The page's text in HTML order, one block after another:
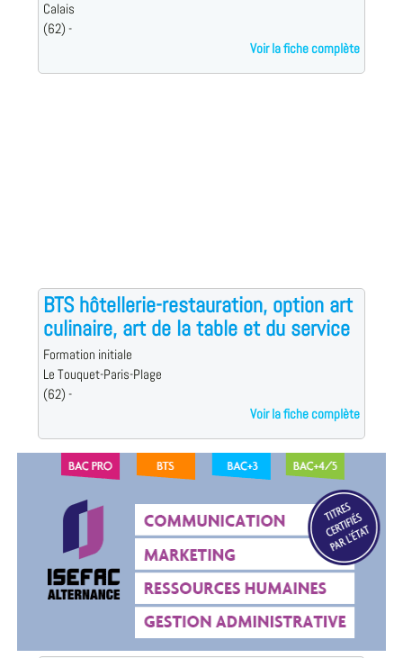
Calais
(62) -
Voir la fiche complète
BTS hôtellerie-restauration, option art
culinaire, art de la table et du service
Formation initiale
Le Touquet-Paris-Plage
(62) -
Voir la fiche complète